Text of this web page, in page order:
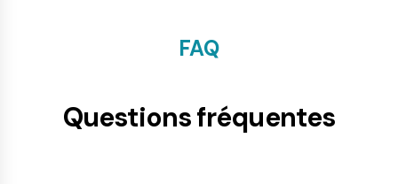
FAQ
Questions fréquentes